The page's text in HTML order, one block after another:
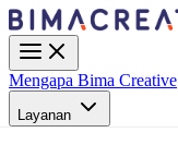
Mengapa Bima Creative
Layanan